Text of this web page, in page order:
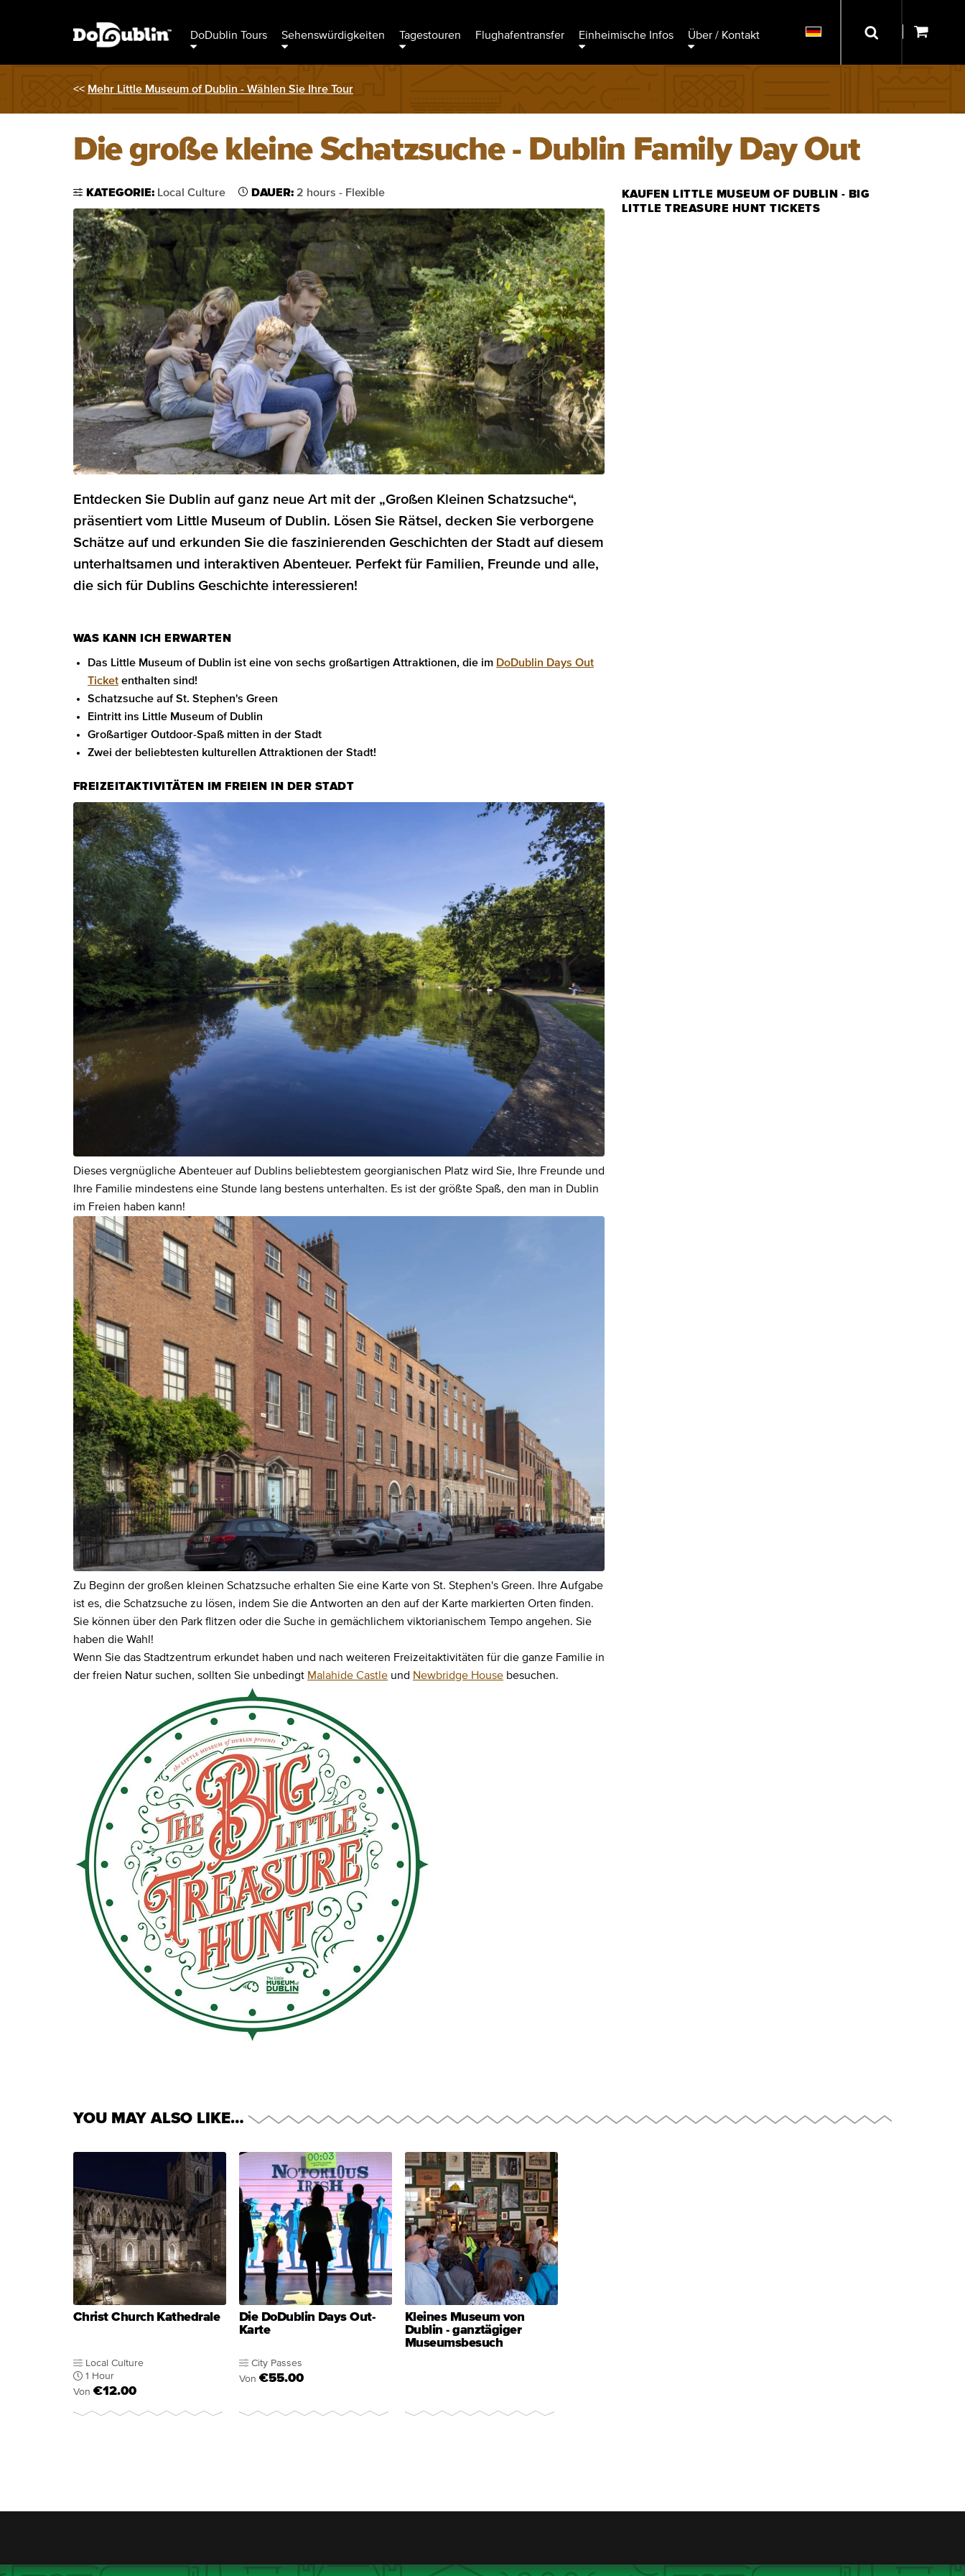
DoDublin Tours Sehenswürdigkeiten Tagestouren Flughafentransfer Einheimische Infos Über / Kontakt
<< Mehr Little Museum of Dublin - Wählen Sie Ihre Tour
Die große kleine Schatzsuche - Dublin Family Day Out
KATEGORIE: Local Culture DAUER: 2 hours - Flexible
Entdecken Sie Dublin auf ganz neue Art mit der „Großen Kleinen Schatzsuche“,
präsentiert vom Little Museum of Dublin. Lösen Sie Rätsel, decken Sie verborgene
Schätze auf und erkunden Sie die faszinierenden Geschichten der Stadt auf diesem
unterhaltsamen und interaktiven Abenteuer. Perfekt für Familien, Freunde und alle,
die sich für Dublins Geschichte interessieren!
WAS KANN ICH ERWARTEN
Das Little Museum of Dublin ist eine von sechs großartigen Attraktionen, die im DoDublin Days Out
Ticket enthalten sind!
Schatzsuche auf St. Stephen's Green
Eintritt ins Little Museum of Dublin
Großartiger Outdoor-Spaß mitten in der Stadt
Zwei der beliebtesten kulturellen Attraktionen der Stadt!
FREIZEITAKTIVITÄTEN IM FREIEN IN DER STADT
Dieses vergnügliche Abenteuer auf Dublins beliebtestem georgianischen Platz wird Sie, Ihre Freunde und
Ihre Familie mindestens eine Stunde lang bestens unterhalten. Es ist der größte Spaß, den man in Dublin
im Freien haben kann!
Zu Beginn der großen kleinen Schatzsuche erhalten Sie eine Karte von St. Stephen's Green. Ihre Aufgabe
ist es, die Schatzsuche zu lösen, indem Sie die Antworten an den auf der Karte markierten Orten finden.
Sie können über den Park flitzen oder die Suche in gemächlichem viktorianischem Tempo angehen. Sie
haben die Wahl!
Wenn Sie das Stadtzentrum erkundet haben und nach weiteren Freizeitaktivitäten für die ganze Familie in
der freien Natur suchen, sollten Sie unbedingt Malahide Castle und Newbridge House besuchen.
KAUFEN LITTLE MUSEUM OF DUBLIN - BIG
LITTLE TREASURE HUNT TICKETS
YOU MAY ALSO LIKE…
Christ Church Kathedrale
Local Culture
1 Hour
Von €12.00
Die DoDublin Days Out-
Karte
City Passes
Von €55.00
Kleines Museum von
Dublin - ganztägiger
Museumsbesuch